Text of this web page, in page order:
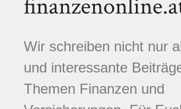
Wir schreiben nicht nur
und interessante
Themen Finanzen und